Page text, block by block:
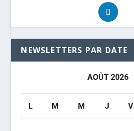
NEWSLETTERS PAR DATE
AOÛT 2026
L M M J V